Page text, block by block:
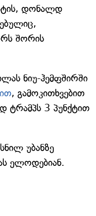
დონალდ
შორის
ნიუ-ჰემფშირში
, გამოკითხვებით
3 პუნქტით
უბანზე
ელოდებიან.